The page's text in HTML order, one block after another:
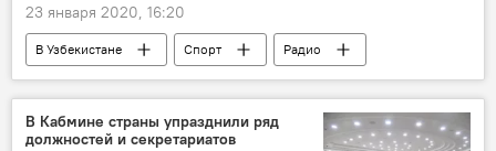
23 января 2020, 16:20
В Узбекистане Спорт
Радио
Футбол
Эльдор Шомуродов
В Кабмине страны упразднили ряд
должностей и секретариатов